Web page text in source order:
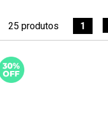
25 produtos 1